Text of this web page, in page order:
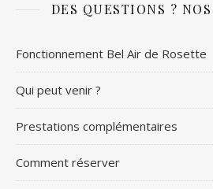
DES QUESTIONS ?
Fonctionnement Bel Air de Rosette
Qui peut venir ?
Prestations complémentaires
Comment réserver